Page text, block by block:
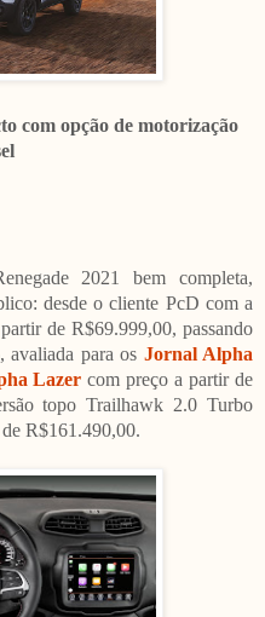
com opção de motorização
2021 bem completa,
desde o cliente PcD com a
de R$69.999,00, passando
para os Jornal Alpha
Lazer com preço a partir de
topo Trailhawk 2.0 Turbo
R$161.490,00.